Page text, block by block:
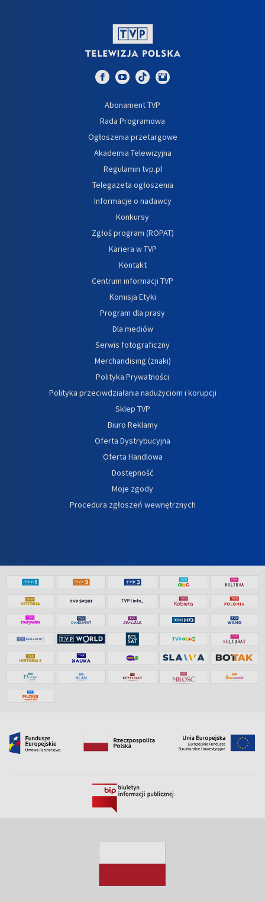
Abonament TVP
Rada Programowa
Ogłoszenia przetargowe
Akademia Telewizyjna
Regulamin tvp.pl
Telegazeta ogłoszenia
Informacje o nadawcy
Konkursy
Zgłoś program (ROPAT)
Kariera w TVP
Kontakt
Centrum informacji TVP
Komisja Etyki
Program dla prasy
Dla mediów
Serwis fotograficzny
Merchandising (znaki)
Polityka Prywatności
Polityka przeciwdziałania nadużyciom i korupcji
Sklep TVP
Biuro Reklamy
Oferta Dystrybucyjna
Oferta Handlowa
Dostępność
Moje zgody
Procedura zgłoszeń wewnętrznych